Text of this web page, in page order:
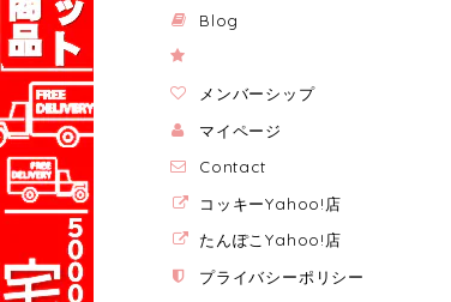
Blog
メンバーシップ
マイページ
Contact
コッキーYahoo!店
たんぽこYahoo!店
プライバシーポリシー